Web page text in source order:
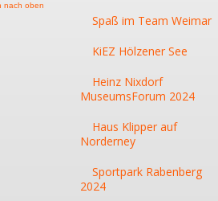
nach oben
Spaß im Team Weimar
KiEZ Hölzener See
Heinz Nixdorf
MuseumsForum 2024
Haus Klipper auf
Norderney
Sportpark Rabenberg
2024